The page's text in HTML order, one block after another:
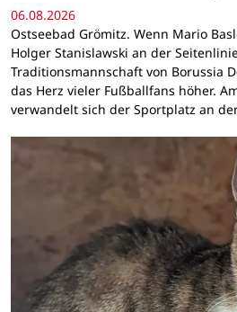
06.08.2026
Ostseebad Grömitz. Wenn Mario
Holger Stanislawski an der
Traditionsmannschaft von Borussia
das Herz vieler Fußballfans höher.
verwandelt sich der Sportplatz an